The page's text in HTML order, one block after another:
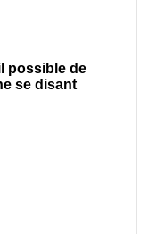
possible de
se disant